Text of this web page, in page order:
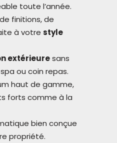
toute l’année.
finitions, de
à votre style
extérieuresans
ou coin repas.
haut de gamme,
forts comme à la
bien conçue
propriété.